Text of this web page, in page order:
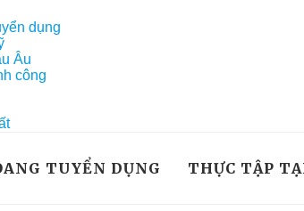
dụng
Âu
công
TUYỂN DỤNG THỰC TẬP